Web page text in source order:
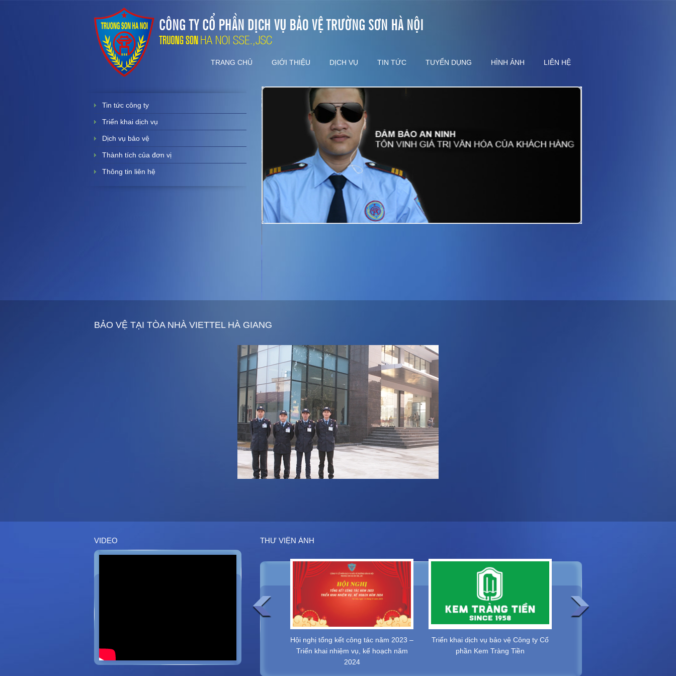
TRANG CHỦ GIỚI THIỆU DỊCH VỤ TIN TỨC TUYỂN DỤNG HÌNH ẢNH LIÊN HỆ
Tin tức công ty
Triển khai dịch vụ
Dịch vụ bảo vệ
Thành tích của đơn vị
Thông tin liên hệ
BẢO VỆ TẠI TÒA NHÀ VIETTEL HÀ GIANG
VIDEO THƯ VIỆN ẢNH
Tập đoàn xăng dầu Việt Nam
(Petrolimex)
Hội nghị tổng kết công tác năm 2023 –
Triển khai nhiệm vụ, kế hoạch năm
2024
Triển khai dịch vụ bảo vệ Công ty Cổ
phần Kem Tràng Tiền